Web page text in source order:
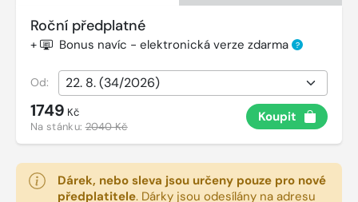
Roční předplatné
+ Bonus navíc - elektronická verze zdarma ?
Od:
1749 Kč
Na stánku:2040 Kč
Koupit
Dárek, nebo sleva jsou určeny pouze pro nové
předplatitele. Dárky jsou odesílány na adresu